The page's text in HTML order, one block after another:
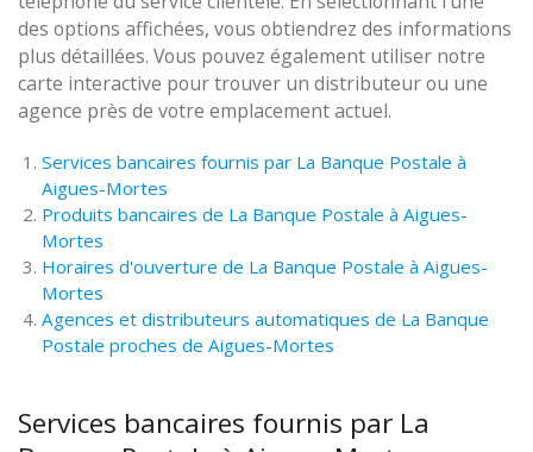
des options affichées, vous obtiendrez des informations
plus détaillées. Vous pouvez également utiliser notre
carte interactive pour trouver un distributeur ou une
agence près de votre emplacement actuel.
Services bancaires fournis par La Banque Postale à
Aigues-Mortes
Produits bancaires de La Banque Postale à Aigues-
Mortes
Horaires d'ouverture de La Banque Postale à Aigues-
Mortes
Agences et distributeurs automatiques de La Banque
Postale proches de Aigues-Mortes
Services bancaires fournis par La